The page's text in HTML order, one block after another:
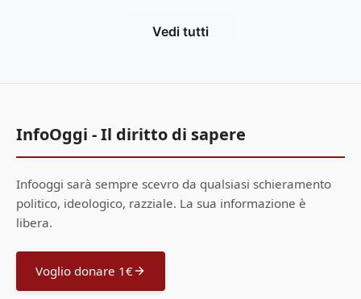
Vedi tutti
InfoOggi - Il diritto di sapere
Infooggi sarà sempre scevro da qualsiasi schieramento
politico, ideologico, razziale. La sua informazione è
libera.
Voglio donare 1€